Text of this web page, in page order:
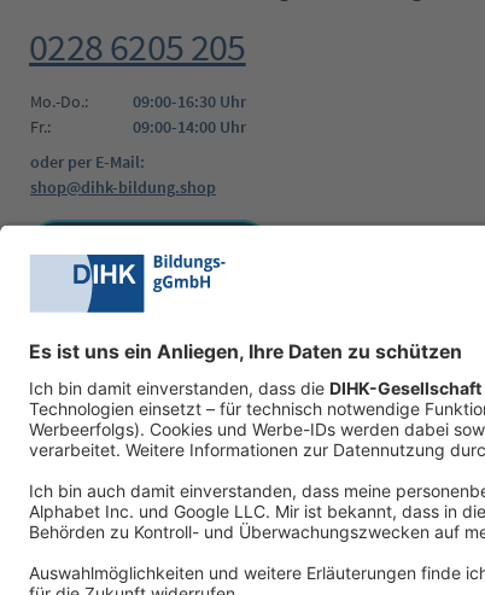
0228 6205 205
Mo.-Do.:
09:00-16:30 Uhr
Fr.:
09:00-14:00 Uhr
oder per E-Mail:
shop@dihk-bildung.shop
Social Media